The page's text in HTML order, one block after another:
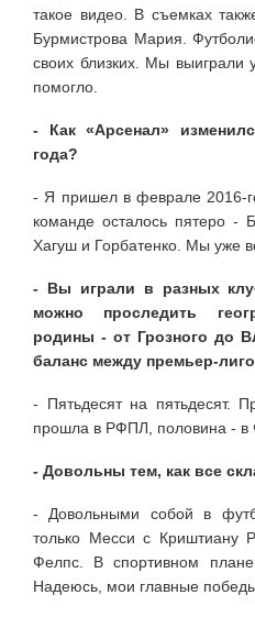
такое видео. В съемках
Бурмистрова Мария.
своих близких. Мы выиграли
помогло.
- Как «Арсенал»
года?
- Я пришел в феврале 2016-
команде осталось пятеро -
Хагуш и Горбатенко. Мы уже
- Вы играли в разных
можно проследить
родины - от Грозного до
баланс между премьер-
- Пятьдесят на пятьдесят.
прошла в РФПЛ, половина - в
- Довольны тем, как все
- Довольными собой в
только Месси с Криштиану
Фелпс. В спортивном плане
Надеюсь, мои главные